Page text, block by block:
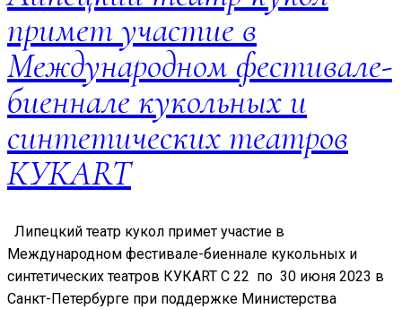
примет участие в
Международном фестивале-
биеннале кукольных и
синтетических театров
КУКART
Липецкий театр кукол примет участие в
Международном фестивале-биеннале кукольных и
синтетических театров КУКART С 22 по 30 июня 2023 в
Санкт-Петербурге при поддержке Министерства